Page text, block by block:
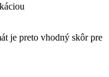
je preto vhodný skôr pre